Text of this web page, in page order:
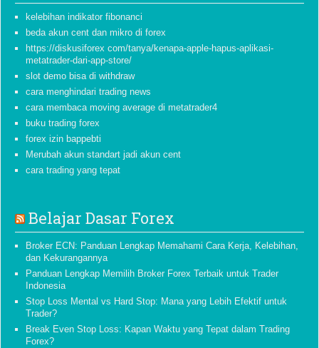
kelebihan indikator fibonanci
beda akun cent dan mikro di forex
https://diskusiforex com/tanya/kenapa-apple-hapus-aplikasi-
metatrader-dari-app-store/
slot demo bisa di withdraw
cara menghindari trading news
cara membaca moving average di metatrader4
buku trading forex
forex izin bappebti
Merubah akun standart jadi akun cent
cara trading yang tepat
Belajar Dasar Forex
Broker ECN: Panduan Lengkap Memahami Cara Kerja, Kelebihan,
dan Kekurangannya
Panduan Lengkap Memilih Broker Forex Terbaik untuk Trader
Indonesia
Stop Loss Mental vs Hard Stop: Mana yang Lebih Efektif untuk
Trader?
Break Even Stop Loss: Kapan Waktu yang Tepat dalam Trading
Forex?